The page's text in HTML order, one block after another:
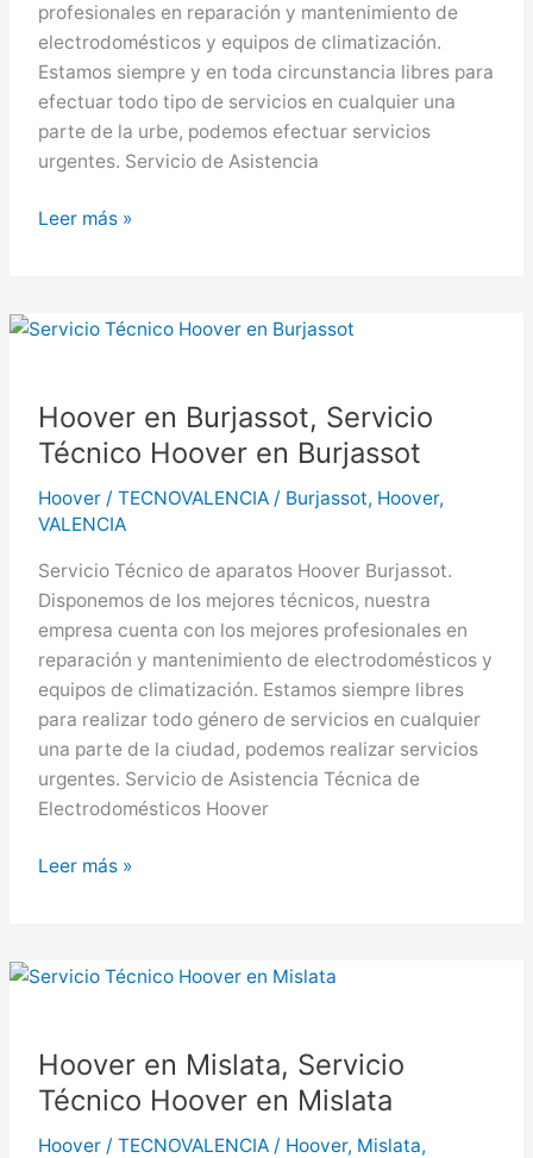
profesionales en reparación y mantenimiento de
electrodomésticos y equipos de climatización.
Estamos siempre y en toda circunstancia libres para
efectuar todo tipo de servicios en cualquier una
parte de la urbe, podemos efectuar servicios
urgentes. Servicio de Asistencia
Hoover
Técnico
Ontinyent
Leer más »
Hoover en Burjassot, Servicio
Técnico Hoover en Burjassot
Hoover/ TECNOVALENCIA / Burjassot, Hoover,
VALENCIA
Servicio Técnico de aparatos Hoover Burjassot.
Disponemos de los mejores técnicos, nuestra
empresa cuenta con los mejores profesionales en
reparación y mantenimiento de electrodomésticos y
equipos de climatización. Estamos siempre libres
para realizar todo género de servicios en cualquier
una parte de la ciudad, podemos realizar servicios
urgentes. Servicio de Asistencia Técnica de
Electrodomésticos Hoover
Hoover
Técnico
Burjassot
Leer más »
Hoover en Mislata, Servicio
Técnico Hoover en Mislata
Hoover/ TECNOVALENCIA / Hoover, Mislata,